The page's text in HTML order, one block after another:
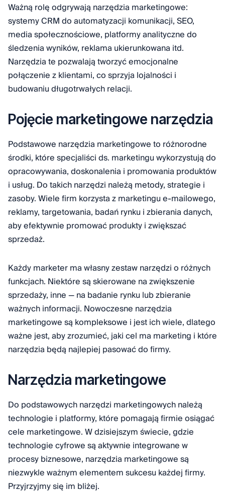
Ważną rolę odgrywają narzędzia marketingowe:
systemy CRM do automatyzacji komunikacji, SEO,
media społecznościowe, platformy analityczne do
śledzenia wyników, reklama ukierunkowana itd.
Narzędzia te pozwalają tworzyć emocjonalne
połączenie z klientami, co sprzyja lojalności i
budowaniu długotrwałych relacji.
Pojęcie marketingowe narzędzia
Podstawowe narzędzia marketingowe to różnorodne
środki, które specjaliści ds. marketingu wykorzystują do
opracowywania, doskonalenia i promowania produktów
i usług. Do takich narzędzi należą metody, strategie i
zasoby. Wiele firm korzysta z marketingu e-mailowego,
reklamy, targetowania, badań rynku i zbierania danych,
aby efektywnie promować produkty i zwiększać
sprzedaż.
Każdy marketer ma własny zestaw narzędzi o różnych
funkcjach. Niektóre są skierowane na zwiększenie
sprzedaży, inne — na badanie rynku lub zbieranie
ważnych informacji. Nowoczesne narzędzia
marketingowe są kompleksowe i jest ich wiele, dlatego
ważne jest, aby zrozumieć, jaki cel ma marketing i które
narzędzia będą najlepiej pasować do firmy.
Narzędzia marketingowe
Do podstawowych narzędzi marketingowych należą
technologie i platformy, które pomagają firmie osiągać
cele marketingowe. W dzisiejszym świecie, gdzie
technologie cyfrowe są aktywnie integrowane w
procesy biznesowe, narzędzia marketingowe są
niezwykle ważnym elementem sukcesu każdej firmy.
Przyjrzyjmy się im bliżej.